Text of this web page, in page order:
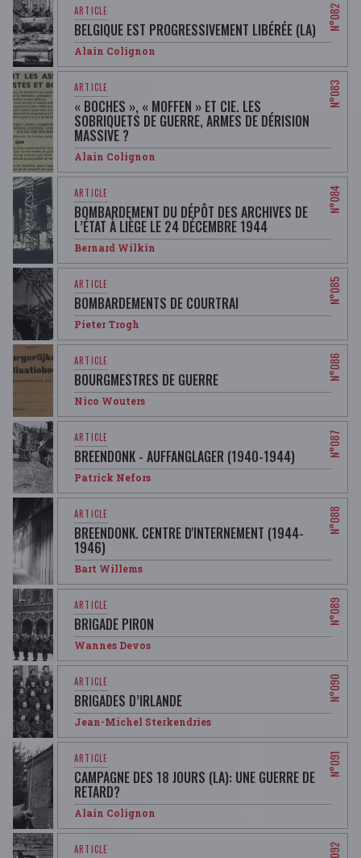
BELGIQUE EST PROGRESSIVEMENT LIBÉRÉE (LA)
Alain Colignon
« BOCHES », « MOFFEN » ET CIE. LES
SOBRIQUETS DE GUERRE, ARMES DE DÉRISION
MASSIVE ?
Alain Colignon
BOMBARDEMENT DU DÉPÔT DES ARCHIVES DE
L’ÉTAT À LIÈGE LE 24 DÉCEMBRE 1944
Bernard Wilkin
BOMBARDEMENTS DE COURTRAI
Pieter Trogh
BOURGMESTRES DE GUERRE
Nico Wouters
BREENDONK - AUFFANGLAGER (1940-1944)
Patrick Nefors
BREENDONK. CENTRE D'INTERNEMENT (1944-
1946)
Bart Willems
BRIGADE PIRON
Wannes Devos
BRIGADES D’IRLANDE
Jean-Michel Sterkendries
CAMPAGNE DES 18 JOURS (LA): UNE GUERRE DE
RETARD?
Alain Colignon